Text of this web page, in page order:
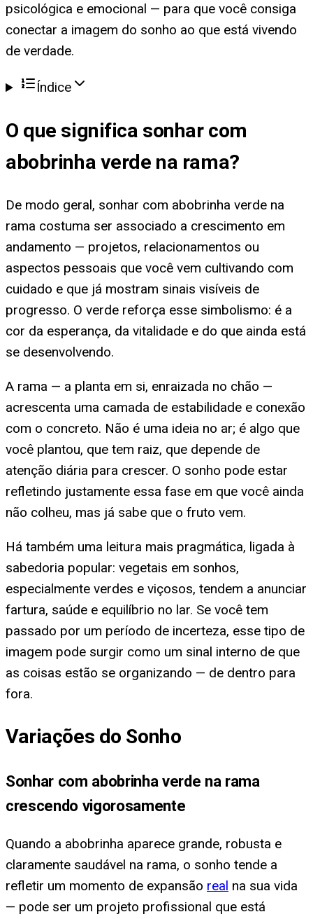
psicológica e emocional — para que você consiga
conectar a imagem do sonho ao que está vivendo
de verdade.
Índice
O que significa sonhar com
abobrinha verde na rama?
De modo geral, sonhar com abobrinha verde na
rama costuma ser associado a crescimento em
andamento — projetos, relacionamentos ou
aspectos pessoais que você vem cultivando com
cuidado e que já mostram sinais visíveis de
progresso. O verde reforça esse simbolismo: é a
cor da esperança, da vitalidade e do que ainda está
se desenvolvendo.
A rama — a planta em si, enraizada no chão —
acrescenta uma camada de estabilidade e conexão
com o concreto. Não é uma ideia no ar; é algo que
você plantou, que tem raiz, que depende de
atenção diária para crescer. O sonho pode estar
refletindo justamente essa fase em que você ainda
não colheu, mas já sabe que o fruto vem.
Há também uma leitura mais pragmática, ligada à
sabedoria popular: vegetais em sonhos,
especialmente verdes e viçosos, tendem a anunciar
fartura, saúde e equilíbrio no lar. Se você tem
passado por um período de incerteza, esse tipo de
imagem pode surgir como um sinal interno de que
as coisas estão se organizando — de dentro para
fora.
Variações do Sonho
Sonhar com abobrinha verde na rama
crescendo vigorosamente
Quando a abobrinha aparece grande, robusta e
claramente saudável na rama, o sonho tende a
refletir um momento de expansão real na sua vida
— pode ser um projeto profissional que está